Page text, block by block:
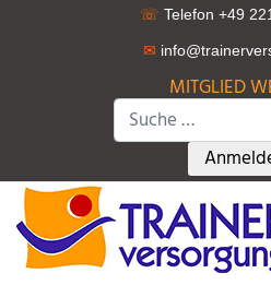
☏ Telefon +49
✉
MITGLIED
Suchen